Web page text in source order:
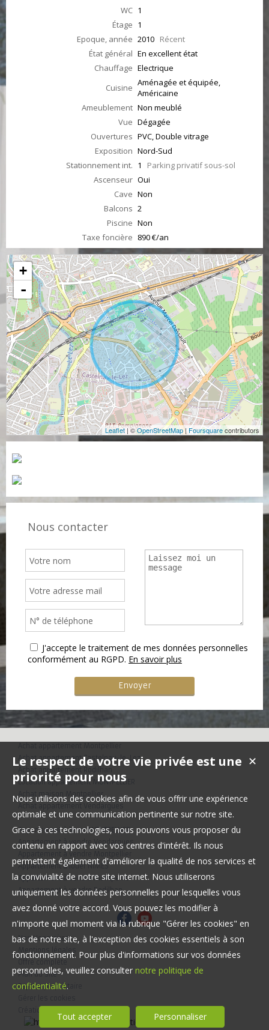
WC 1
Étage 1
Epoque, année 2010 Récent
État général En excellent état
Chauffage Electrique
Cuisine Aménagée et équipée,
Américaine
Ameublement Non meublé
Vue Dégagée
Ouvertures PVC, Double vitrage
Exposition Nord-Sud
Stationnement int. 1 Parking privatif sous-sol
Ascenseur Oui
Cave Non
Balcons 2
Piscine Non
Taxe foncière 890 €/an
+
-
Leaflet| ©OpenStreetMap| Foursquarecontributors
Nous contacter
J'accepte le traitement de mes données personnelles
conformément au RGPD. En savoir plus
Achat appartement Castelnau-le-Lez
Achat appartement Rodilhan
Location appartement MONTPELLIER
Achat maison Montpellier
Appartement à louer MONTPELLIER
Appartement à vendre Vendargues
Appartement à louer NIMES
Appartement à vendre Montpellier
Appartement à vendre Rodilhan
Nos Honoraires
Mentions légales
Plan du site
Espace propriétaire
Création site internet immobilier
✕
Le respect de votre vie privée est une
priorité pour nous
Nous utilisons des cookies afin de vous offrir une expérience
optimale et une communication pertinente sur notre site.
Grace à ces technologies, nous pouvons vous proposer du
contenu en rapport avec vos centres d'intérêt. Ils nous
permettent également d'améliorer la qualité de nos services et
la convivialité de notre site internet. Nous utiliserons
uniquement les données personnelles pour lesquelles vous
avez donné votre accord. Vous pouvez les modifier à
n'importe quel moment via la rubrique "Gérer les cookies" en
bas de notre site, à l'exception des cookies essentiels à son
fonctionnement. Pour plus d'informations sur vos données
personnelles, veuillez consulter notre politique de
confidentialité.
Tout accepter Personnaliser